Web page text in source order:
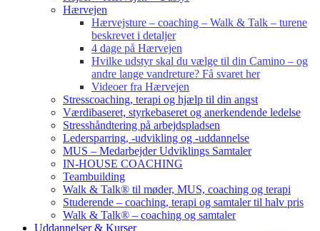
Hærvejen
Hærvejsture – coaching – Walk & Talk – turene
beskrevet i detaljer
4 dage på Hærvejen
Hvilke udstyr skal du vælge til din Camino – og
andre lange vandreture? Få svaret her
Videoer fra Hærvejen
Stresscoaching, terapi og hjælp til din angst
Værdibaseret, styrkebaseret og anerkendende ledelse
Stresshåndtering på arbejdspladsen
Ledersparring, -udvikling og -uddannelse
MUS – Medarbejder Udviklings Samtaler
IN-HOUSE COACHING
Teambuilding
Walk & Talk® til møder, MUS, coaching og terapi
Studerende – coaching, terapi og samtaler til halv pris
Walk & Talk® – coaching og samtaler
Uddannelser & Kurser